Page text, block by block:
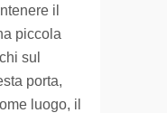
il
piccola
sul
porta,
luogo, il